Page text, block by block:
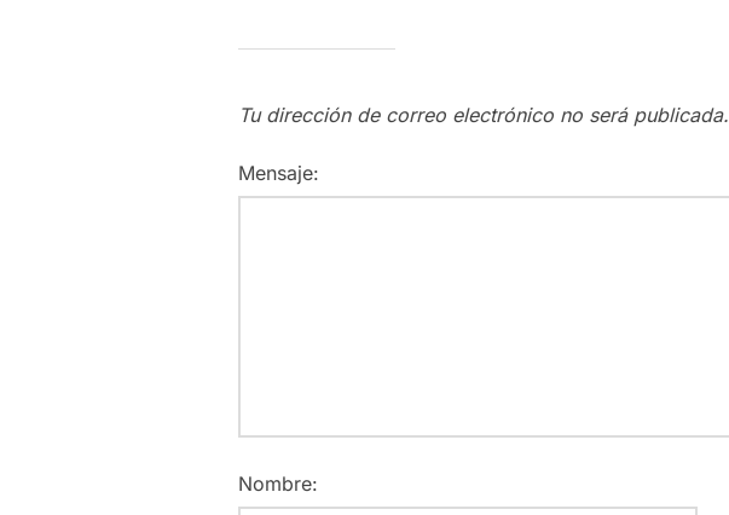
Tu dirección de correo electrónico no será publicada.
Mensaje:
Nombre: